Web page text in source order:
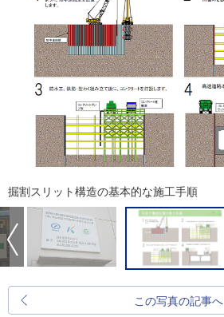
掘割スリット構造の基本的な施工手順
この写真の記事へ